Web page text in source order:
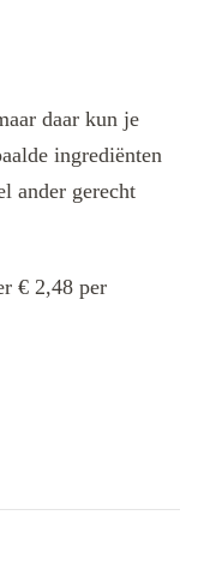
daar kun je
ingrediënten
ander gerecht
€ 2,48 per